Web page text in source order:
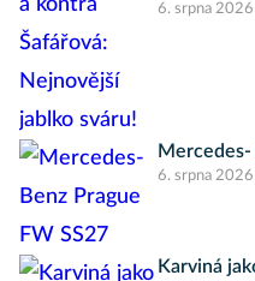
6. srpna 2026
Mercedes-
6. srpna 2026
Karviná